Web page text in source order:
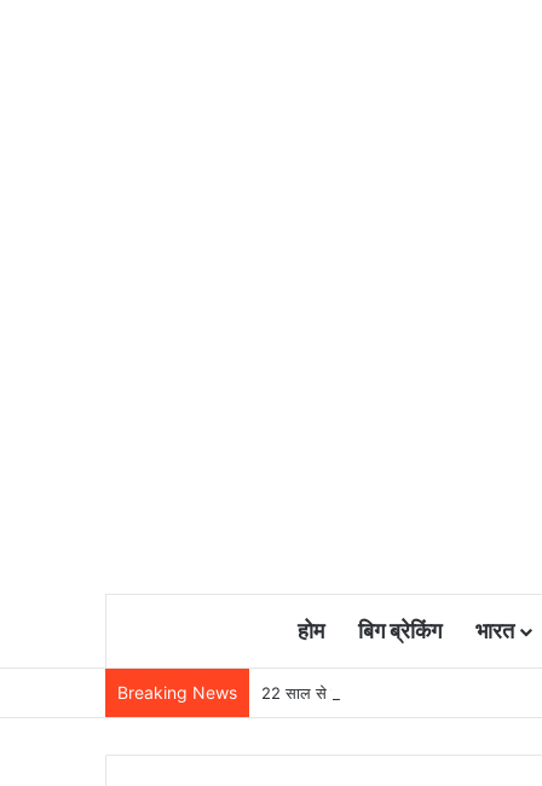
होम बिग ब्रेकिंग भारत
Breaking News 22 साल से जेल में बंद व्यक्ति निकला निर्दोष, हाई